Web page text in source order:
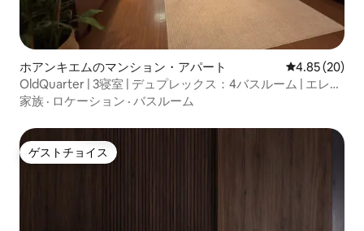
ホアンキエムのマンション・アパート レビュー20
4.85 (20)
OldQuarter | 3寝室 | デュプレックス：4バスルーム | エレベ
ーター | 屋上
家族 · ロケーション · バスルーム
ゲストチョイス
ゲストチョイス